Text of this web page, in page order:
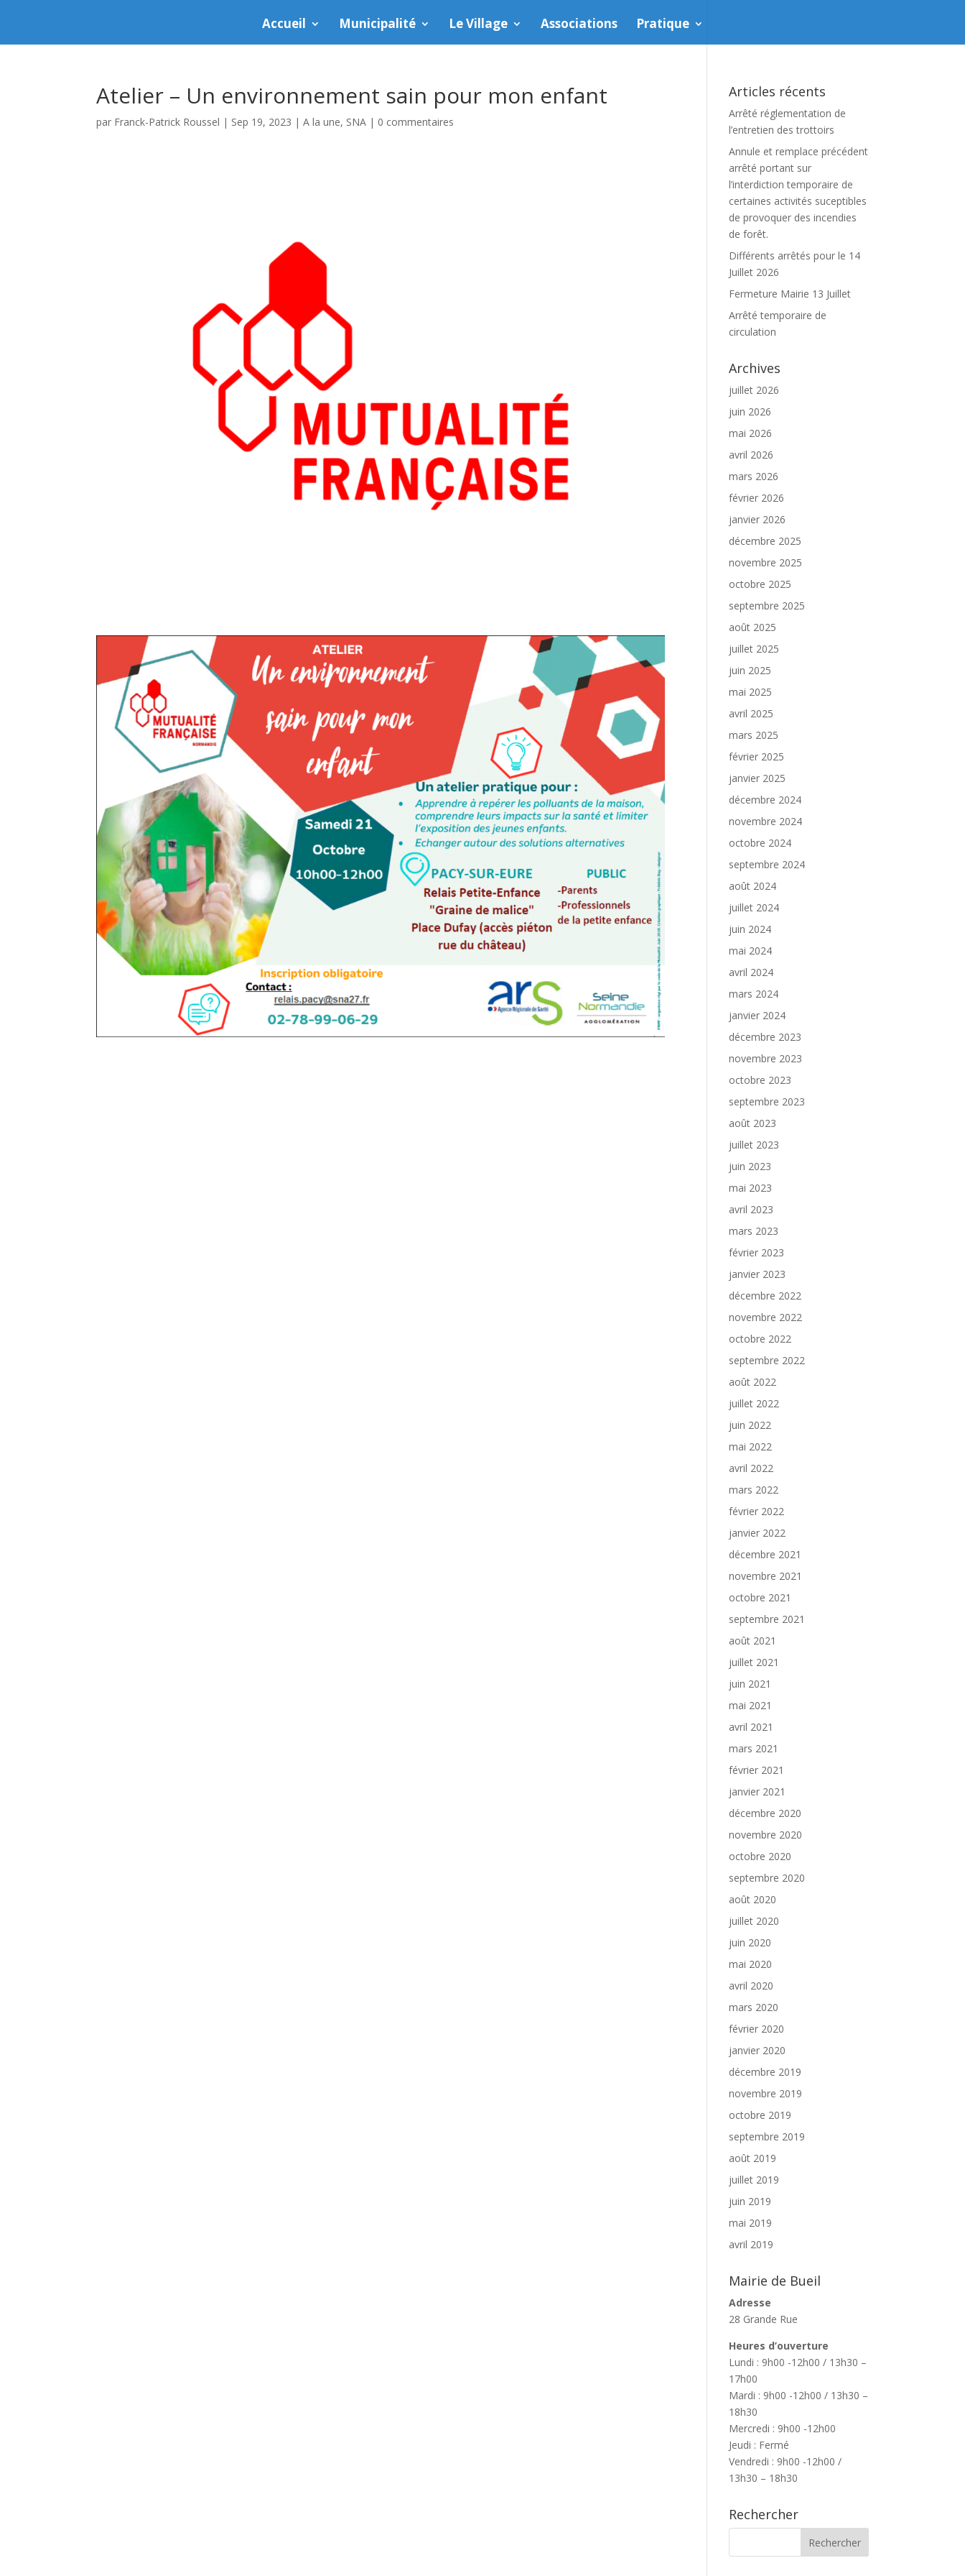
Accueil Municipalité Le Village Associations Pratique
Atelier – Un environnement sain pour mon enfant
par Franck-Patrick Roussel | Sep 19, 2023 |A la une, SNA | 0 commentaires
Articles récents
Arrêté réglementation de
l’entretien des trottoirs
Annule et remplace précédent
arrêté portant sur
l’interdiction temporaire de
certaines activités suceptibles
de provoquer des incendies
de forêt.
Différents arrêtés pour le 14
Juillet 2026
Fermeture Mairie 13 Juillet
Arrêté temporaire de
circulation
Archives
juillet 2026
juin 2026
mai 2026
avril 2026
mars 2026
février 2026
janvier 2026
décembre 2025
novembre 2025
octobre 2025
septembre 2025
août 2025
juillet 2025
juin 2025
mai 2025
avril 2025
mars 2025
février 2025
janvier 2025
décembre 2024
novembre 2024
octobre 2024
septembre 2024
août 2024
juillet 2024
juin 2024
mai 2024
avril 2024
mars 2024
janvier 2024
décembre 2023
novembre 2023
octobre 2023
septembre 2023
août 2023
juillet 2023
juin 2023
mai 2023
avril 2023
mars 2023
février 2023
janvier 2023
décembre 2022
novembre 2022
octobre 2022
septembre 2022
août 2022
juillet 2022
juin 2022
mai 2022
avril 2022
mars 2022
février 2022
janvier 2022
décembre 2021
novembre 2021
octobre 2021
septembre 2021
août 2021
juillet 2021
juin 2021
mai 2021
avril 2021
mars 2021
février 2021
janvier 2021
décembre 2020
novembre 2020
octobre 2020
septembre 2020
août 2020
juillet 2020
juin 2020
mai 2020
avril 2020
mars 2020
février 2020
janvier 2020
décembre 2019
novembre 2019
octobre 2019
septembre 2019
août 2019
juillet 2019
juin 2019
mai 2019
avril 2019
Mairie de Bueil
Adresse
28 Grande Rue
Heures d’ouverture
Lundi : 9h00 -12h00 / 13h30 –
17h00
Mardi : 9h00 -12h00 / 13h30 –
18h30
Mercredi : 9h00 -12h00
Jeudi : Fermé
Vendredi : 9h00 -12h00 /
13h30 – 18h30
Rechercher